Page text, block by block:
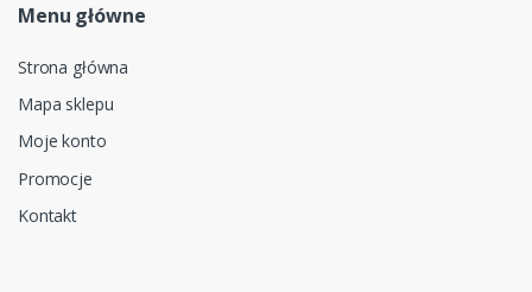
Menu główne
Strona główna
Mapa sklepu
Moje konto
Promocje
Kontakt